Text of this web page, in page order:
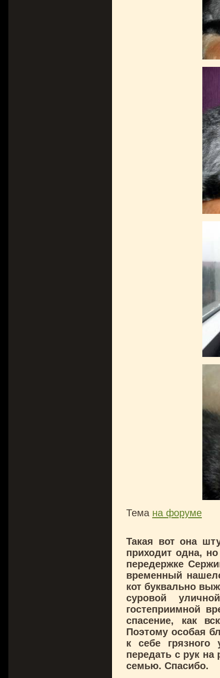
Тема на форуме
Такая вот она
приходит одна,
передержке
временный
кот буквально
суровой
гостеприимной
спасение, как
Поэтому особая
к себе
передать с рук на
семью. Спасибо.